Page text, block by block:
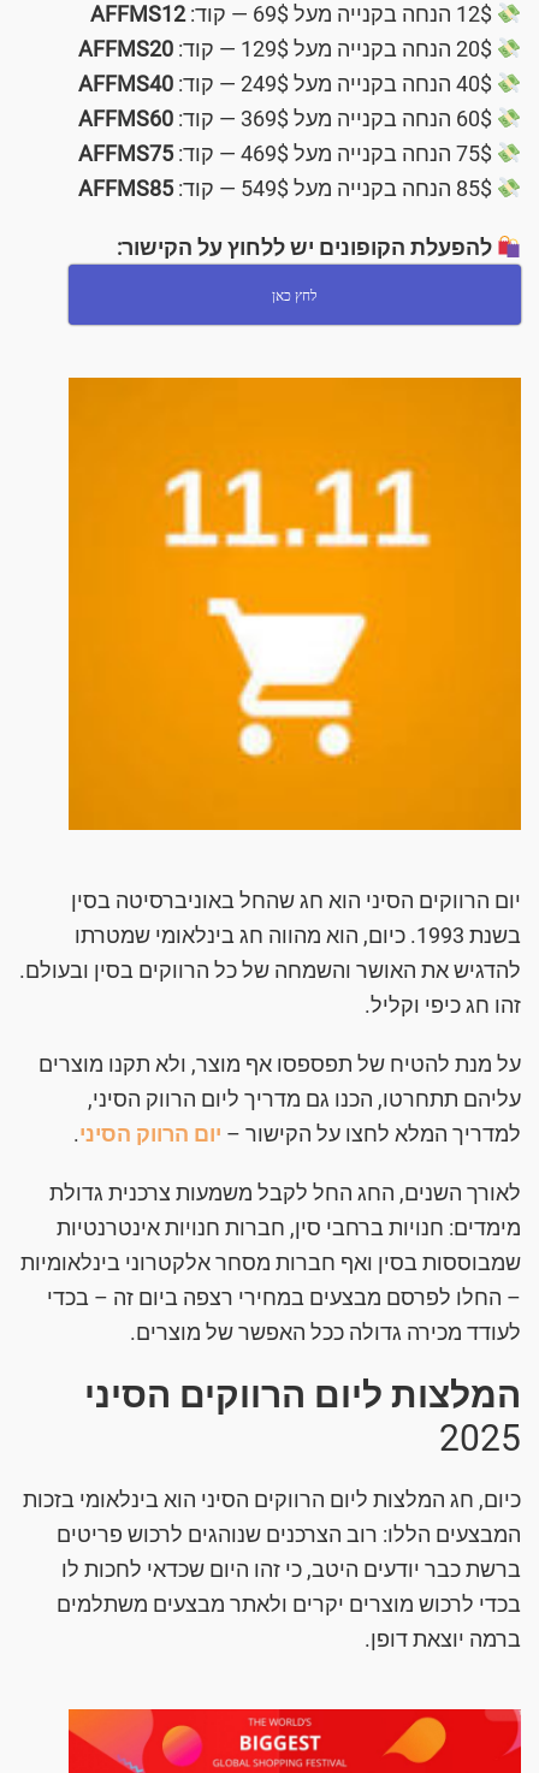
‎12$ הנחה בקנייה מעל ‎69$ — קוד:
AFFMS12
‎20$ הנחה בקנייה מעל ‎129$ — קוד:
AFFMS20
‎40$ הנחה בקנייה מעל ‎249$ — קוד:
AFFMS40
‎60$ הנחה בקנייה מעל ‎369$ — קוד:
AFFMS60
‎75$ הנחה בקנייה מעל ‎469$ — קוד:
AFFMS75
‎85$ הנחה בקנייה מעל ‎549$ — קוד:
AFFMS85
להפעלת הקופונים יש ללחוץ על הקישור:
לחץ כאן
יום הרווקים הסיני הוא חג שהחל באוניברסיטה בסין
בשנת 1993. כיום, הוא מהווה חג בינלאומי שמטרתו
להדגיש את האושר והשמחה של כל הרווקים בסין ובעולם.
זהו חג כיפי וקליל.
על מנת להטיח של תפספסו אף מוצר, ולא תקנו מוצרים
עליהם תתחרטו, הכנו גם מדריך ליום הרווק הסיני,
למדריך המלא לחצו על הקישור – יום הרווק הסיני.
לאורך השנים, החג החל לקבל משמעות צרכנית גדולת
מימדים: חנויות ברחבי סין, חברות חנויות אינטרנטיות
שמבוססות בסין ואף חברות מסחר אלקטרוני בינלאומיות
– החלו לפרסם מבצעים במחירי רצפה ביום זה – בכדי
לעודד מכירה גדולה ככל האפשר של מוצרים.
המלצות ליום הרווקים הסיני
2025
כיום, חג המלצות ליום הרווקים הסיני הוא בינלאומי בזכות
המבצעים הללו: רוב הצרכנים שנוהגים לרכוש פריטים
ברשת כבר יודעים היטב, כי זהו היום שכדאי לחכות לו
בכדי לרכוש מוצרים יקרים ולאתר מבצעים משתלמים
ברמה יוצאת דופן.